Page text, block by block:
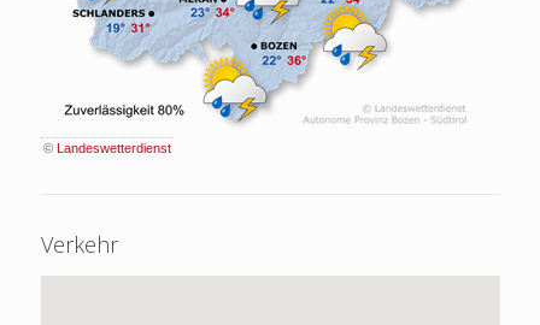
© Landeswetterdienst
Verkehr